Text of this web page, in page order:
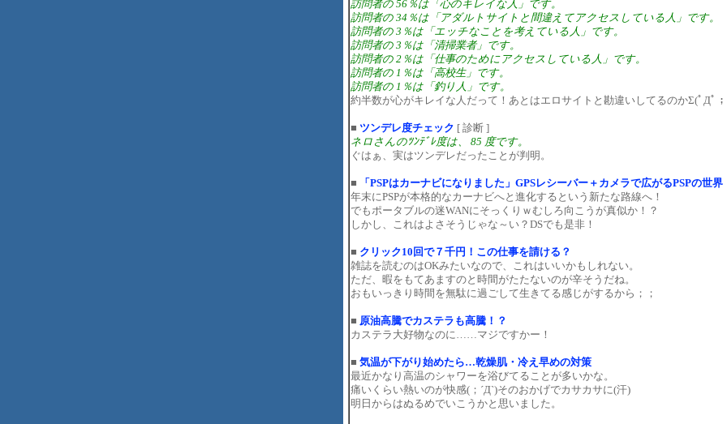
訪問者の 56％は「心のキレイな人」です。
訪問者の 34％は「アダルトサイトと間違えてアクセスしている人」です。
訪問者の 3％は「エッチなことを考えている人」です。
訪問者の 3％は「清掃業者」です。
訪問者の 2％は「仕事のためにアクセスしている人」です。
訪問者の 1％は「高校生」です。
訪問者の 1％は「釣り人」です。
約半数が心がキレイな人だって！あとはエロサイトと勘違いしてるのかΣ(ﾟДﾟ；
■ ツンデレ度チェック [ 診断 ]
ネロさんのﾂﾝﾃﾞﾚ度は、 85 度です。
ぐはぁ、実はツンデレだったことが判明。
■
「PSPはカーナビになりました」GPSレシーバー＋カメラで広がるPSPの世界
年末にPSPが本格的なカーナビへと進化するという新たな路線へ！
でもポータブルの迷WANにそっくりｗむしろ向こうが真似か！？
しかし、これはよさそうじゃな～い？DSでも是非！
■ クリック10回で７千円！この仕事を請ける？
雑誌を読むのはOKみたいなので、これはいいかもしれない。
ただ、暇をもてあますのと時間がたたないのが辛そうだね。
おもいっきり時間を無駄に過ごして生きてる感じがするから；；
■ 原油高騰でカステラも高騰！？
カステラ大好物なのに……マジですかー！
■ 気温が下がり始めたら…乾燥肌・冷え早めの対策
最近かなり高温のシャワーを浴びてることが多いかな。
痛いくらい熱いのが快感(；´Д`)そのおかげでカサカサに(汗)
明日からはぬるめでいこうかと思いました。